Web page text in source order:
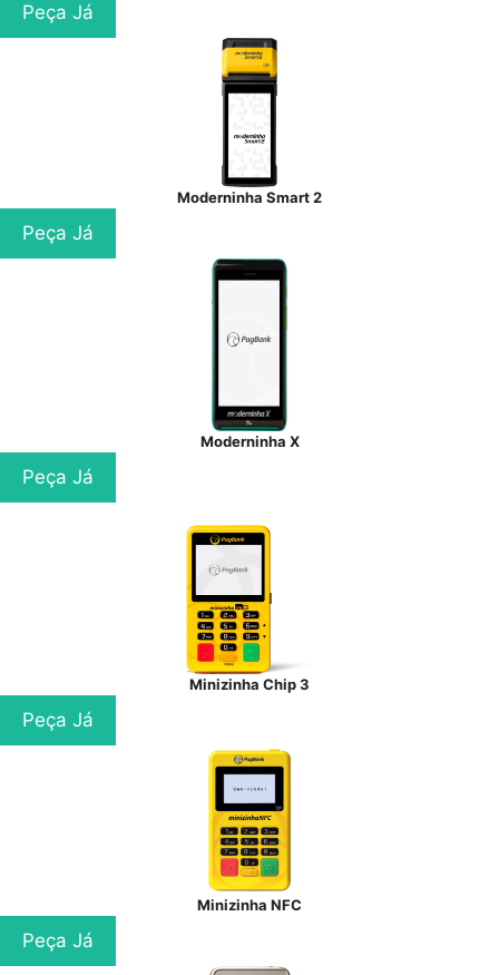
Peça Já
Moderninha Smart 2
Peça Já
Moderninha X
Peça Já
Minizinha Chip 3
Peça Já
Minizinha NFC
Peça Já